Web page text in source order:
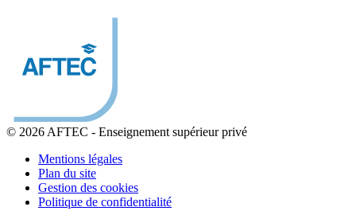
© 2026 AFTEC - Enseignement supérieur privé
Mentions légales
Plan du site
Gestion des cookies
Politique de confidentialité